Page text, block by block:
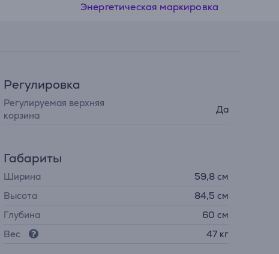
Энергетическая маркировка
Регулировка
Pегулируемая верхняя
корзина
Да
Габариты
Ширина
59,8 см
Высота
84,5 см
Глубина
60 см
Вес
47 кг